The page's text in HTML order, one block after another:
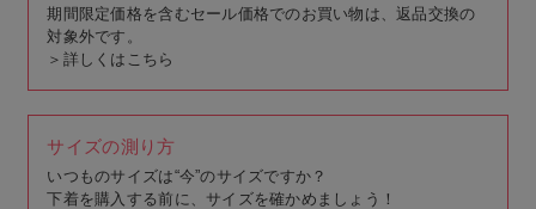
期間限定価格を含むセール価格でのお買い物は、返品交換の
対象外です。
＞ 詳しくはこちら
サイズの測り方
いつものサイズは“今”のサイズですか？
下着を購入する前に、サイズを確かめましょう！